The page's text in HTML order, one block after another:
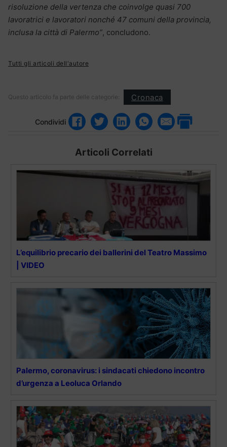
risoluzione della vertenza che coinvolge quasi 700
lavoratrici e lavoratori nonché 47 comuni della provincia,
inclusa la città di Palermo”, concludono.
Tutti gli articoli dell'autore
Questo articolo fa parte delle categorie: Cronaca
Condividi
Articoli Correlati
L’equilibrio precario dei ballerini del Teatro Massimo
| VIDEO
Palermo, coronavirus: i sindacati chiedono incontro
d’urgenza a Leoluca Orlando